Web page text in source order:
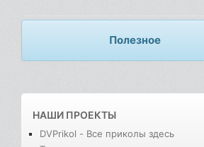
Полезное
НАШИ ПРОЕКТЫ
DVPrikol - Все приколы здесь